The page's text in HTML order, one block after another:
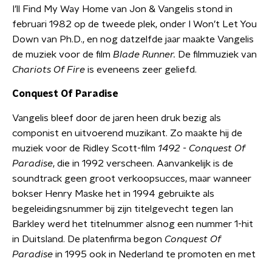
I’ll Find My Way Home van Jon & Vangelis stond in
februari 1982 op de tweede plek, onder I Won’t Let You
Down van Ph.D., en nog datzelfde jaar maakte Vangelis
de muziek voor de film Blade Runner. De filmmuziek van
Chariots Of Fire is eveneens zeer geliefd.
Conquest Of Paradise
Vangelis bleef door de jaren heen druk bezig als
componist en uitvoerend muzikant. Zo maakte hij de
muziek voor de Ridley Scott-film 1492 - Conquest Of
Paradise, die in 1992 verscheen. Aanvankelijk is de
soundtrack geen groot verkoopsucces, maar wanneer
bokser Henry Maske het in 1994 gebruikte als
begeleidingsnummer bij zijn titelgevecht tegen Ian
Barkley werd het titelnummer alsnog een nummer 1-hit
in Duitsland. De platenfirma begon Conquest Of
Paradise in 1995 ook in Nederland te promoten en met